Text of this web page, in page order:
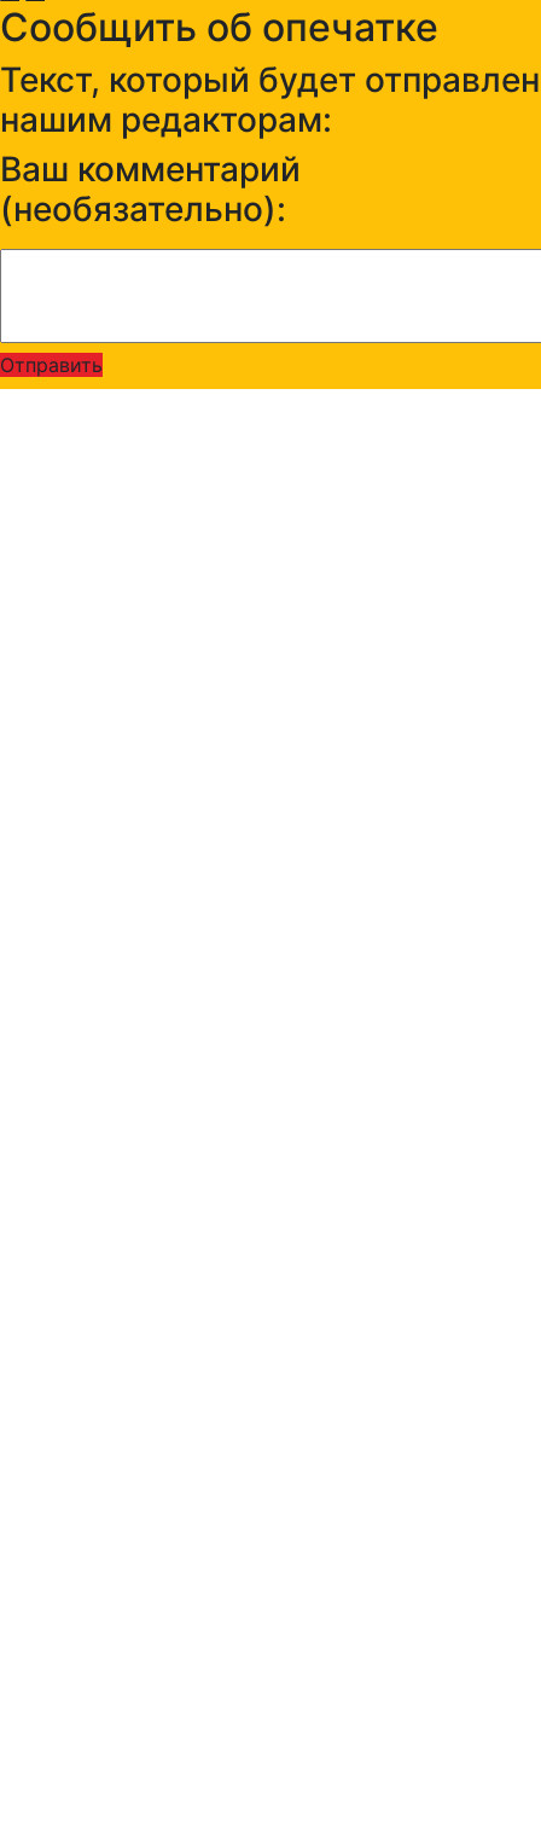
Сообщить об опечатке
Текст, который будет отправлен
нашим редакторам:
Ваш комментарий
(необязательно):
Отправить